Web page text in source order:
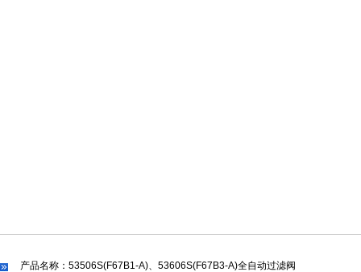
产品名称：53506S(F67B1-A)、53606S(F67B3-A)全自动过滤阀